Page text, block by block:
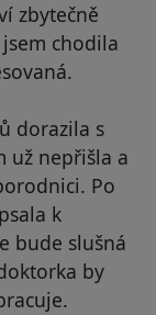
zbytečně
chodila
dorazila s
už nepřišla a
Po
k
bude slušná
by